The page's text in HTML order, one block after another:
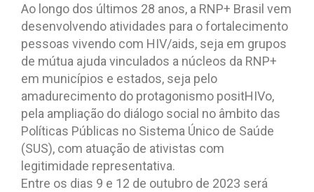
Ao longo dos últimos 28 anos, a RNP+ Brasil vem
desenvolvendo atividades para o fortalecimento
pessoas vivendo com HIV/aids, seja em grupos
de mútua ajuda vinculados a núcleos da RNP+
em municípios e estados, seja pelo
amadurecimento do protagonismo positHIVo,
pela ampliação do diálogo social no âmbito das
Políticas Públicas no Sistema Único de Saúde
(SUS), com atuação de ativistas com
legitimidade representativa.
Entre os dias 9 e 12 de outubro de 2023 será